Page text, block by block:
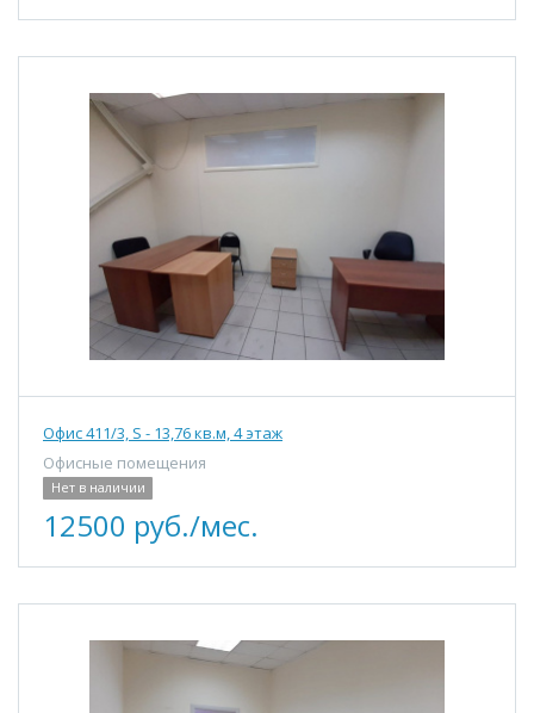
Офис 411/3, S - 13,76 кв.м, 4 этаж
Офисные помещения
Нет в наличии
12500 руб./мес.